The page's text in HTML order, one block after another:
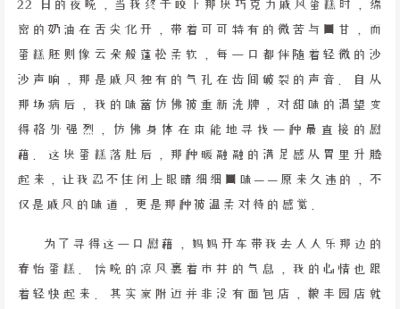
22 日的夜晚，当我终于咬下那块巧克力戚风蛋糕时，绵
密的奶油在舌尖化开，带着可可特有的微苦与回甘，而
蛋糕胚则像云朵般蓬松柔软，每一口都伴随着轻微的沙
沙声响，那是戚风独有的气孔在齿间破裂的声音。自从
那场病后，我的味蕾仿佛被重新洗牌，对甜味的渴望变
得格外强烈，仿佛身体在本能地寻找一种最直接的慰
藉。这块蛋糕落肚后，那种暖融融的满足感从胃里升腾
起来，让我忍不住闭上眼睛细细回味——原来久违的，不
仅是戚风的味道，更是那种被温柔对待的感觉。
为了寻得这一口慰藉，妈妈开车带我去人人乐那边的
春怡蛋糕。傍晚的凉风裹着市井的气息，我的心情也跟
着轻快起来。其实家附近并非没有面包店，粮丰园店就